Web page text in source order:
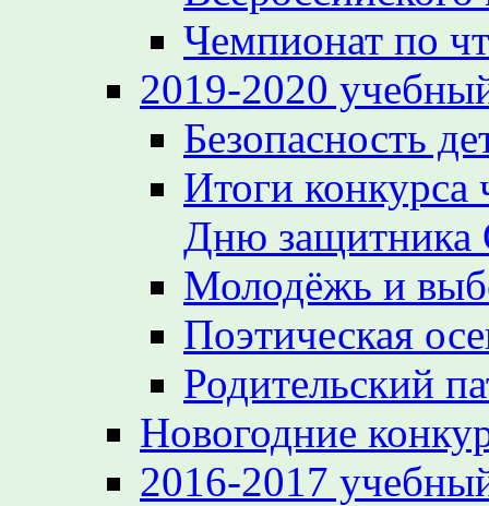
Чемпионат по
2019-2020
Безопасность
Итоги конкурса
Дню защитника
Молодёжь и
Поэтическая
Родительский
Новогодние
2016-2017